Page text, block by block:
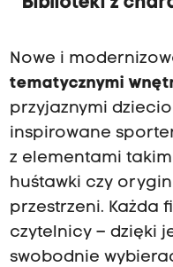
Nowe i
tematycznymi
przyjaznymi
inspirowane
z elementami
huśtawki czy
przestrzeni. Każda
czytelnicy – dzięki
swobodnie